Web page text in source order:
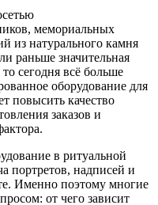
мемориальных
из натурального камня
раньше значительная
сегодня всё больше
оборудование для
повысить качество
заказов и
в ритуальной
портретов, надписей и
Именно поэтому многие
от чего зависит